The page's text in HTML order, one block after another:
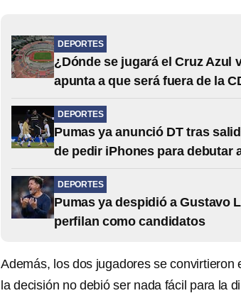
DEPORTES
¿Dónde se jugará el Cruz Azul
apunta a que será fuera de la
DEPORTES
Pumas ya anunció DT tras
de pedir iPhones para debutar
DEPORTES
Pumas ya despidió a Gustavo
perfilan como candidatos
Además, los dos jugadores se
la decisión no debió ser nada fácil para la